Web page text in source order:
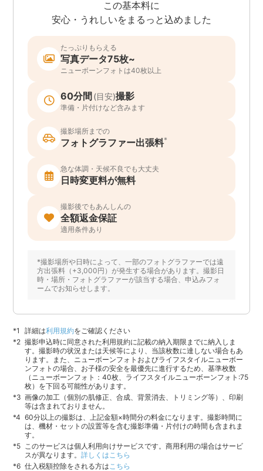
この基本料に
安心・うれしいをまるっと込めました
たっぷりもらえる
写真データ75枚~
ニューボーンフォトは40枚以上
60分間 (目安)撮影
準備・片付けなど含みます
撮影場所までの
フォトグラファー出張料*
急な体調・天候不良でも大丈夫
日時変更料が無料
撮影後でもあんしんの
全額返金保証
適用条件あり
*撮影場所や日時によって、一部のフォトグラファーでは遠
方出張料（+3,000円）が発生する場合があります。撮影日
時・場所・フォトグラファーが該当する場合、申込みフォ
ームでお知らせします。
詳細は利用規約をご確認ください
撮影申込時に同意された利用規約に記載の納入期限までに納入しま
す。撮影時の状況または天候等により、当該枚数に達しない場合もあ
ります。また、ニューボーンフォトおよびライフスタイルニューボー
ンフォトの場合、お子様の安全を最優先に進行するため、基準枚数
（ニューボーンフォト：40枚、ライフスタイルニューボーンフォト:75
枚）を下回る可能性があります。
画像の加工（個別の肌修正、合成、背景消去、トリミング等）、印刷
等は含まれておりません。
60分以上の撮影は、上記金額×時間分の料金になります。撮影時間に
は、機材・セットの設置等を含む撮影準備・片付けの時間も含まれま
す。
このサービスは個人利用向けサービスです。商用利用の場合はサービ
スが異なります。詳しくはこちら
仕入税額控除をされる方は こちら